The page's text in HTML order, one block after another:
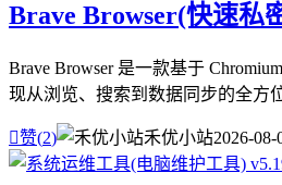
Brave Browser(快速私
Brave Browser 是一款基于
现从浏览、搜索到数据同步的全方
赞(2) 禾优小站2026-08-